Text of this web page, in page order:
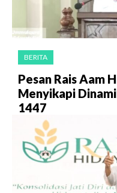
BERITA
Pesan Rais Aam
Menyikapi
1447